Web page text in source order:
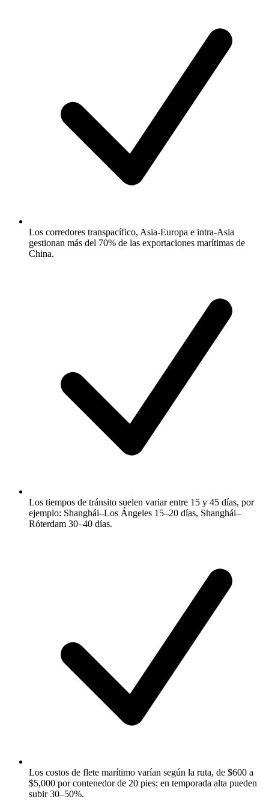
Los corredores transpacífico, Asia-Europa e intra-Asia
gestionan más del 70% de las exportaciones marítimas de
China.
Los tiempos de tránsito suelen variar entre 15 y 45 días, por
ejemplo: Shanghái–Los Ángeles 15–20 días, Shanghái–
Róterdam 30–40 días.
Los costos de flete marítimo varían según la ruta, de $600 a
$5,000 por contenedor de 20 pies; en temporada alta pueden
subir 30–50%.